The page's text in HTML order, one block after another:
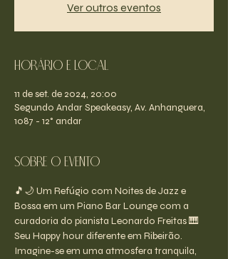
Ver outros eventos
Horário e Local
11 de set. de 2024, 20:00
Segundo Andar Speakeasy, Av. Anhanguera,
1087 - 12° andar
Sobre o evento
🎵🌙 Um Refúgio com Noites de Jazz e
Bossa em um Piano Bar Lounge com a
curadoria do pianista Leonardo Freitas 🎹
Seu Happy hour diferente em Ribeirão.
Imagine-se em uma atmosfera tranquila,